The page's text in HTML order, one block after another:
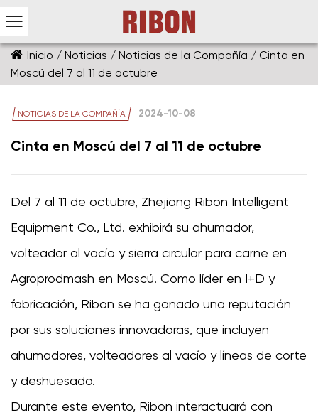
Inicio / Noticias / Noticias de la Compañía / Cinta en
Moscú del 7 al 11 de octubre
NOTICIAS DE LA COMPAÑÍA 2024-10-08
Cinta en Moscú del 7 al 11 de octubre
Del 7 al 11 de octubre, Zhejiang Ribon Intelligent
Equipment Co., Ltd. exhibirá su ahumador,
volteador al vacío y sierra circular para carne en
Agroprodmash en Moscú. Como líder en I+D y
fabricación, Ribon se ha ganado una reputación
por sus soluciones innovadoras, que incluyen
ahumadores, volteadores al vacío y líneas de corte
y deshuesado.
Durante este evento, Ribon interactuará con